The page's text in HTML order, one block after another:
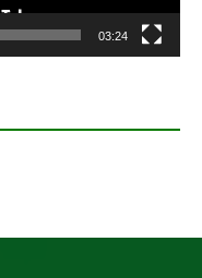
03:24